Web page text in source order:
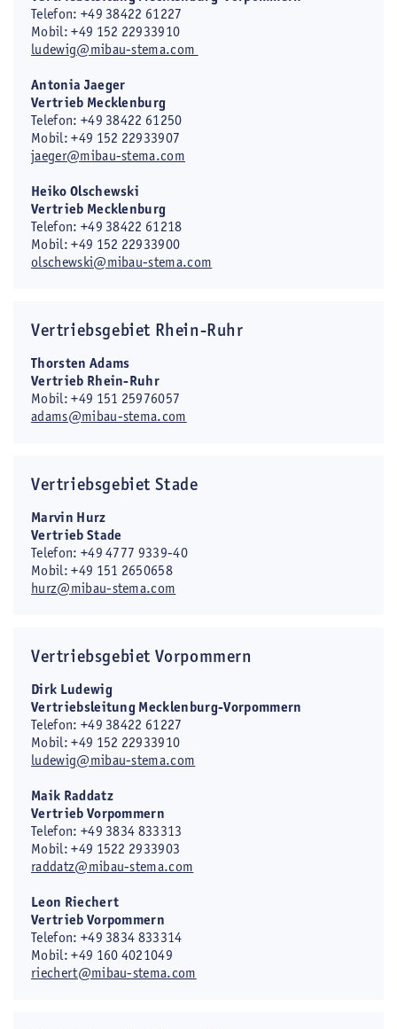
Telefon: +49 38422 61227
Mobil: +49 152 22933910
ludewig@mibau-stema.com
Antonia Jaeger
Vertrieb Mecklenburg
Telefon: +49 38422 61250
Mobil: +49 152 22933907
jaeger@mibau-stema.com
Heiko Olschewski
Vertrieb Mecklenburg
Telefon: +49 38422 61218
Mobil: +49 152 22933900
olschewski@mibau-stema.com
Vertriebsgebiet Rhein-Ruhr
Thorsten Adams
Vertrieb Rhein-Ruhr
Mobil: +49 151 25976057
adams@mibau-stema.com
Vertriebsgebiet Stade
Marvin Hurz
Vertrieb Stade
Telefon: +49 4777 9339-40
Mobil: +49 151 2650658
hurz@mibau-stema.com
Vertriebsgebiet Vorpommern
Dirk Ludewig
Vertriebsleitung Mecklenburg-Vorpommern
Telefon: +49 38422 61227
Mobil: +49 152 22933910
ludewig@mibau-stema.com
Maik Raddatz
Vertrieb Vorpommern
Telefon: +49 3834 833313
Mobil: +49 1522 2933903
raddatz@mibau-stema.com
Leon Riechert
Vertrieb Vorpommern
Telefon: +49 3834 833314
Mobil: +49 160 4021049
riechert@mibau-stema.com